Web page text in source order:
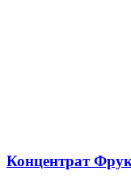
Концентрат